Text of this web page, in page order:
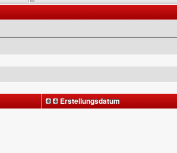
Erstellungsdatum